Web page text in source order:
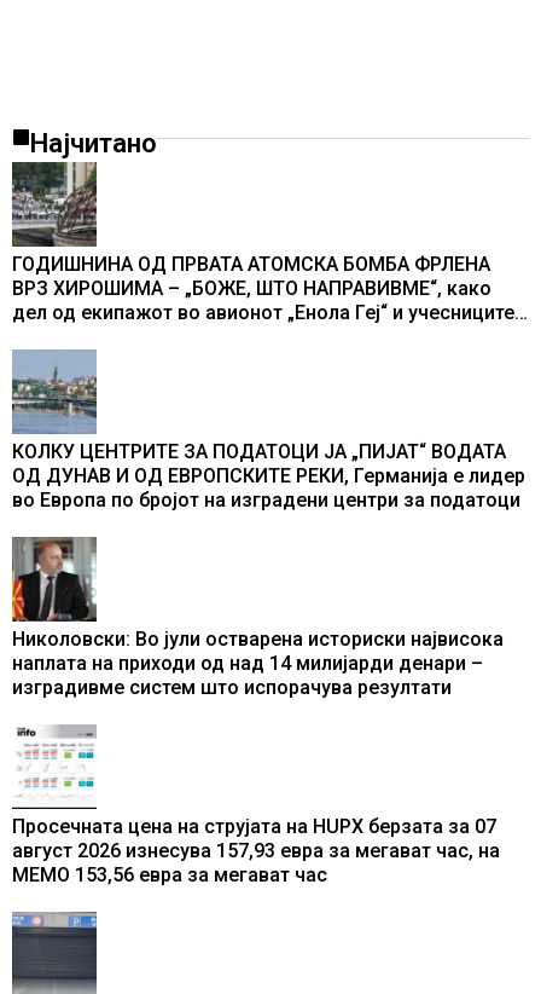
Најчитано
ГОДИШНИНА ОД ПРВАТА АТОМСКА БОМБА ФРЛЕНА
ВРЗ ХИРОШИМА – „БОЖЕ, ШТО НАПРАВИВМЕ“, како
дел од екипажот во авионот „Енола Геј“ и учесниците
промени текот на историјата
КОЛКУ ЦЕНТРИТЕ ЗА ПОДАТОЦИ ЈА „ПИЈАТ“ ВОДАТА
ОД ДУНАВ И ОД ЕВРОПСКИТЕ РЕКИ, Германија е лидер
во Европа по бројот на изградени центри за податоци
Николовски: Во јули остварена историски највисока
наплата на приходи од над 14 милијарди денари –
изградивме систем што испорачува резултати
Просечната цена на струјата на HUPX берзата за 07
август 2026 изнесува 157,93 евра за мегават час, на
МЕМО 153,56 евра за мегават час